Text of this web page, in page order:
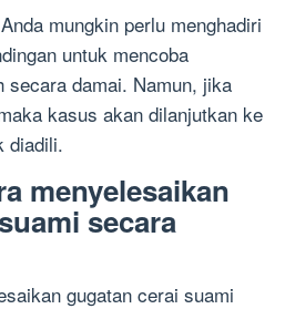
mungkin perlu menghadiri
untuk mencoba
secara damai. Namun, jika
kasus akan dilanjutkan ke
diadili.
menyelesaikan
secara
gugatan cerai suami